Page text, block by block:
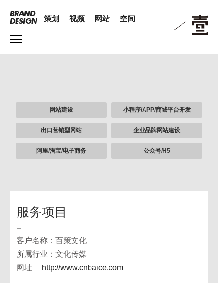
BRAND
DESIGN
策划 视频 网站 空间
网站建设 小程序/APP/商城平台开发
出口营销型网站 企业品牌网站建设
阿里/淘宝/电子商务 公众号/H5
服务项目
客户名称：百策文化
所属行业：文化传媒
网址：
http://www.cnbaice.com